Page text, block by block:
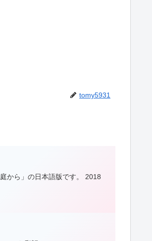
tomy5931
から」の日本語版です。 2018